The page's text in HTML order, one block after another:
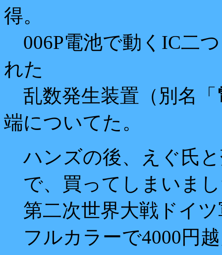
得。
006P電池で動くIC二
れた
乱数発生装置（別名「
端についてた。
ハンズの後、えぐ氏
で、買ってしまいま
第二次世界大戦ドイツ
フルカラーで4000円